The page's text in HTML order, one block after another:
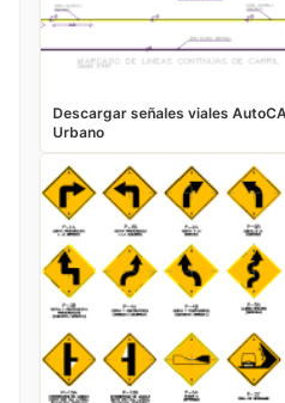
Descargar señales viales
Urbano